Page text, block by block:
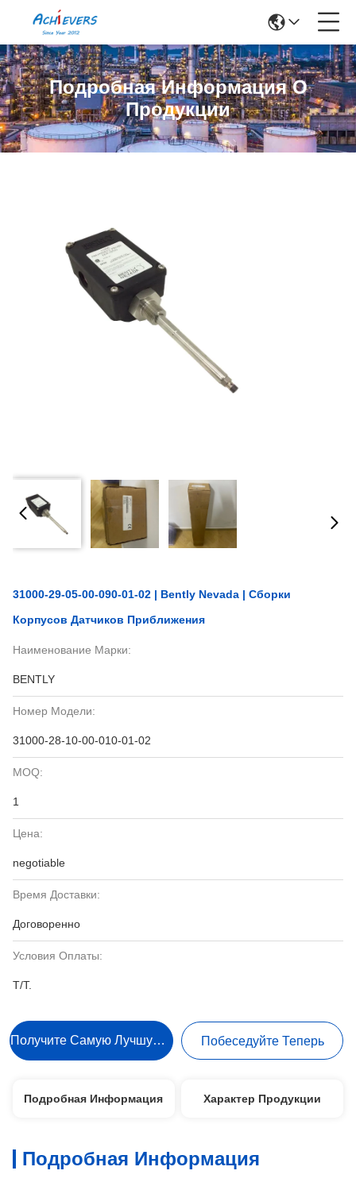
Подробная Информация О
Продукции
31000-29-05-00-090-01-02 | Bently Nevada | Сборки
Корпусов Датчиков Приближения
Наименование Марки:
BENTLY
Номер Модели:
31000-28-10-00-010-01-02
MOQ:
1
Цена:
negotiable
Время Доставки:
Договоренно
Условия Оплаты:
T/T.
Получите Самую Лучшую Цену Побеседуйте Теперь
Подробная Информация Характер Продукции
Подробная Информация